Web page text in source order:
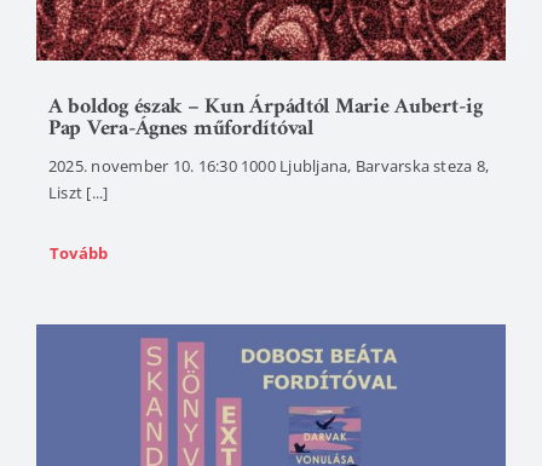
A boldog észak – Kun Árpádtól Marie Aubert-ig
Pap Vera-Ágnes műfordítóval
2025. november 10. 16:30 1000 Ljubljana, Barvarska steza 8,
Liszt [...]
Tovább